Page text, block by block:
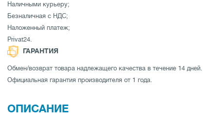
Наличными курьеру;
Безналичная с НДС;
Наложенный платеж;
Privat24.
ГАРАНТИЯ
Обмен/возврат товара надлежащего качества в течение 14 дней.
Официальная гарантия производителя от 1 года.
ОПИСАНИЕ